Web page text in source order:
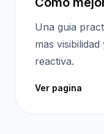
Una guia
mas
reactiva.
Ver pagina